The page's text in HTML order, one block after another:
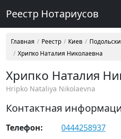
Реестр Нотариусов
Главная Реестр Киев
Хрипко Наталия Николаевна
Хрипко Наталия
Hripko Nataliya Nikolaevna
Контактная
Телефон:
0444258937